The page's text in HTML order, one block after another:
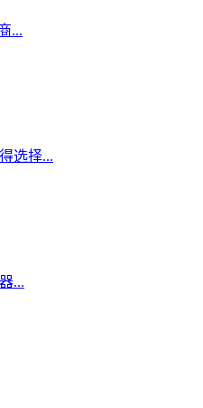
...
选择...
...